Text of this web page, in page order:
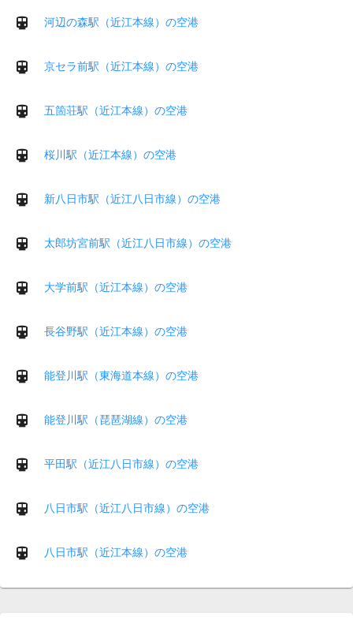
河辺の森駅（近江本線）の空港
京セラ前駅（近江本線）の空港
五箇荘駅（近江本線）の空港
桜川駅（近江本線）の空港
新八日市駅（近江八日市線）の空港
太郎坊宮前駅（近江八日市線）の空港
大学前駅（近江本線）の空港
長谷野駅（近江本線）の空港
能登川駅（東海道本線）の空港
能登川駅（琵琶湖線）の空港
平田駅（近江八日市線）の空港
八日市駅（近江八日市線）の空港
八日市駅（近江本線）の空港